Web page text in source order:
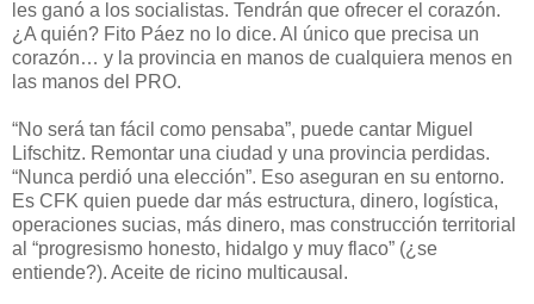
les ganó a los socialistas. Tendrán que ofrecer el corazón.
¿A quién? Fito Páez no lo dice. Al único que precisa un
corazón… y la provincia en manos de cualquiera menos en
las manos del PRO.
“No será tan fácil como pensaba”, puede cantar Miguel
Lifschitz. Remontar una ciudad y una provincia perdidas.
“Nunca perdió una elección”. Eso aseguran en su entorno.
Es CFK quien puede dar más estructura, dinero, logística,
operaciones sucias, más dinero, mas construcción territorial
al “progresismo honesto, hidalgo y muy flaco” (¿se
entiende?). Aceite de ricino multicausal.